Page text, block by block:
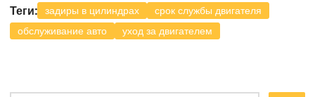
Теги: задиры в цилиндрах
срок службы двигателя
обслуживание авто
уход за двигателем